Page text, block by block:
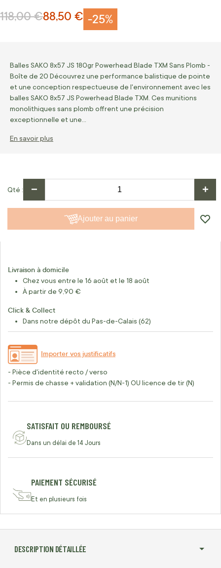
-25%
Prix Spécial
88,50 €
Prix normal
118,00 €
Balles SAKO 8x57 JS 180gr Powerhead Blade TXM Sans Plomb -
Boîte de 20 Découvrez une performance balistique de pointe
et une conception respectueuse de l'environnement avec les
balles SAKO 8x57 JS Powerhead Blade TXM. Ces munitions
monolithiques sans plomb offrent une précision
exceptionnelle et une…
En savoir plus
Qté − +
Ajouter au panier
Livraison à domicile
Chez vous entre le 16 août et le 18 août
À partir de 9,90 €
Click & Collect
Dans notre dépôt du Pas-de-Calais (62)
Importer vos justificatifs
- Pièce d'identité recto / verso
- Permis de chasse + validation (N/N-1) OU licence de tir (N)
SATISFAIT OU REMBOURSÉ
Dans un délai de 14 Jours
PAIEMENT SÉCURISÉ
Et en plusieurs fois
DESCRIPTION DÉTAILLÉE